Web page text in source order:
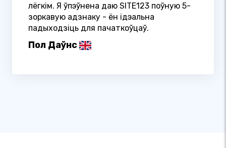
лёгкім. Я ўпэўнена даю SITE123 поўную 5-
зоркавую адзнаку - ён ідэальна
падыходзіць для пачаткоўцаў.
Пол Даўнс